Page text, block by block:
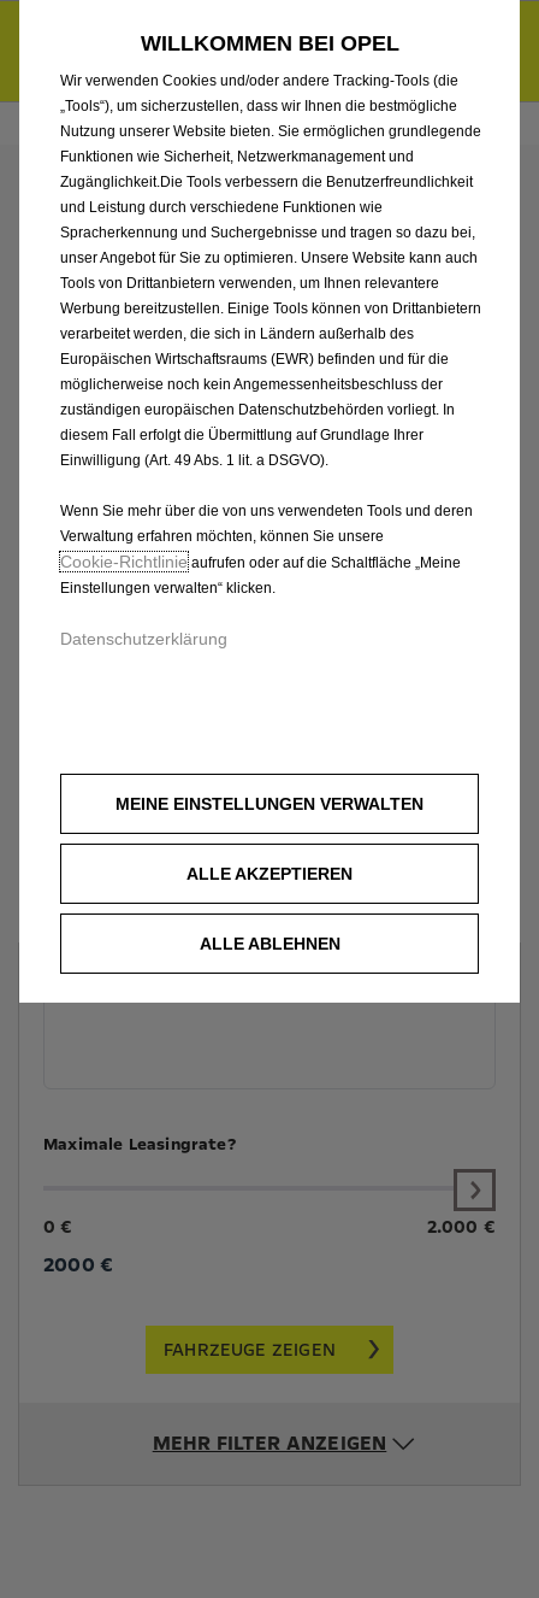
6.000 € staatliche Förderungsprämie für E-Autos und Plug-in-
Hybride. Mehr erfahren >>
ENTDECKEN SIE ALLE
CORSA NEUWAGEN
VON AUTOHAUS
BÖTTCHE GMBH
Welches Fahrzeug?
Maximale Leasingrate?
0 € 2.000 €
2000 €
FAHRZEUGE ZEIGEN
MEHR FILTER ANZEIGEN
WILLKOMMEN BEI OPEL
Wir verwenden Cookies und/oder andere Tracking-Tools (die
„Tools“), um sicherzustellen, dass wir Ihnen die bestmögliche
Nutzung unserer Website bieten. Sie ermöglichen grundlegende
Funktionen wie Sicherheit, Netzwerkmanagement und
Zugänglichkeit.Die Tools verbessern die Benutzerfreundlichkeit
und Leistung durch verschiedene Funktionen wie
Spracherkennung und Suchergebnisse und tragen so dazu bei,
unser Angebot für Sie zu optimieren. Unsere Website kann auch
Tools von Drittanbietern verwenden, um Ihnen relevantere
Werbung bereitzustellen. Einige Tools können von Drittanbietern
verarbeitet werden, die sich in Ländern außerhalb des
Europäischen Wirtschaftsraums (EWR) befinden und für die
möglicherweise noch kein Angemessenheitsbeschluss der
zuständigen europäischen Datenschutzbehörden vorliegt. In
diesem Fall erfolgt die Übermittlung auf Grundlage Ihrer
Einwilligung (Art. 49 Abs. 1 lit. a DSGVO).
Wenn Sie mehr über die von uns verwendeten Tools und deren
Verwaltung erfahren möchten, können Sie unsere
Cookie‑Richtlinieaufrufen oder auf die Schaltfläche „Meine
Einstellungen verwalten“ klicken.
Datenschutzerklärung
MEINE EINSTELLUNGEN VERWALTEN
ALLE AKZEPTIEREN
ALLE ABLEHNEN